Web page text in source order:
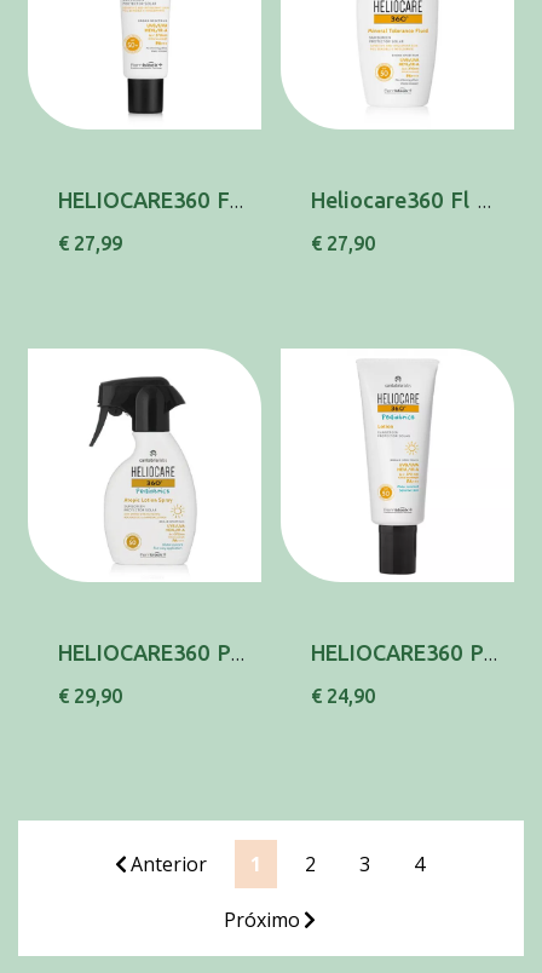
HELIOCARE360 FL MINERAL PSENS SPF50+ 50ML
€ 27,99
Heliocare360 Fl Mineral Toler Spf50 50ml
€ 27,90
HELIOCARE360 PED ATOP LOC SPRAY50+ 250
€ 29,90
HELIOCARE360 PED LOC PROT SOL SP50 200
€ 24,90
Anterior 1 2 3 4
Próximo